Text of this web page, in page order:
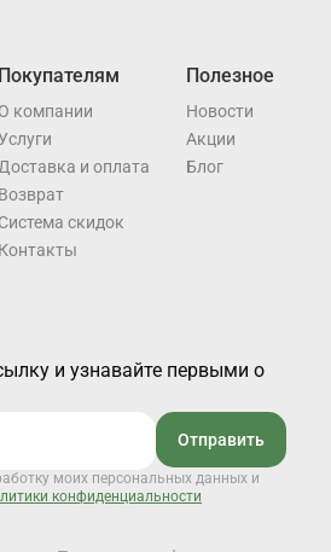
Покупателям
О компании
Доставка и оплата
Возврат
Система скидок
Контакты
Полезное
Новости
Акции
Блог
и узнавайте первыми о
Отправить
моих персональных данных и
конфиденциальности